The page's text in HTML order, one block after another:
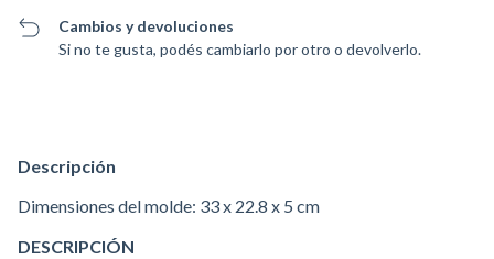
Cambios y devoluciones
Si no te gusta, podés cambiarlo por otro o devolverlo.
Descripción
Dimensiones del molde: 33 x 22.8 x 5 cm
DESCRIPCIÓN